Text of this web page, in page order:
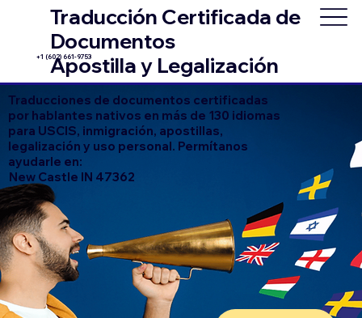
Traducción Certificada de
Documentos
Apostilla y Legalización
+1 (602) 661-9753
Traducciones de documentos certificadas
por hablantes nativos en más de 130 idiomas
para USCIS, inmigración, apostillas,
legalización y uso personal. Permítanos
ayudarle en:
New Castle IN 47362